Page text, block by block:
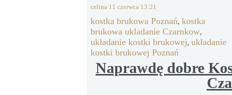
celina 11 czerwca 13:21
kostka brukowa Poznań, kostka
brukowa ukladanie Czarnkow,
układanie kostki brukowej, układanie
kostki brukowej Poznań
Naprawdę dobre